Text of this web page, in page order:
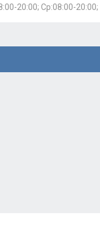
20:00; Ср:08:00-